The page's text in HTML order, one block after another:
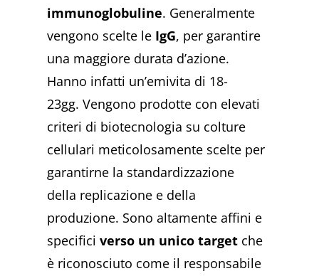
immunoglobuline. Generalmente
vengono scelte le IgG, per garantire
una maggiore durata d’azione.
Hanno infatti un’emivita di 18-
23gg.Vengono prodotte con elevati
criteri di biotecnologia su colture
cellulari meticolosamente scelte per
garantirne la standardizzazione
della replicazione e della
produzione. Sono altamente affini e
specificiverso un unico target che
è riconosciuto come il responsabile